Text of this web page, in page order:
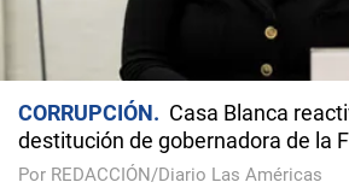
CORRUPCIÓN
Casa Blanca
destitución de gobernadora de la
Por REDACCIÓN/Diario Las Américas